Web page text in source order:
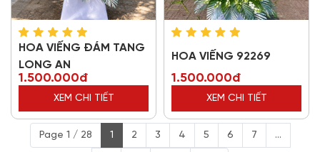
HOA VIẾNG ĐÁM TANG
LONG AN
1.500.000đ
XEM CHI TIẾT
HOA VIẾNG 92269
1.500.000đ
XEM CHI TIẾT
Page 1 / 28 1 2 3 4 5 6 7 ...